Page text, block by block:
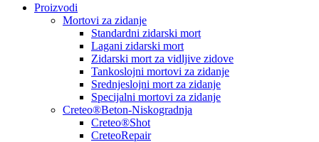
Proizvodi
Mortovi za zidanje
Standardni zidarski mort
Lagani zidarski mort
Zidarski mort za vidljive zidove
Tankoslojni mortovi za zidanje
Srednjeslojni mort za zidanje
Specijalni mortovi za zidanje
Creteo®Beton-Niskogradnja
Creteo®Shot
CreteoRepair